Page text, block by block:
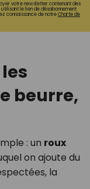
votre newsletter contenant des
le lien de désabonnement
connaissance de notreCharte de
beurre,
: un roux
on ajoute du
la